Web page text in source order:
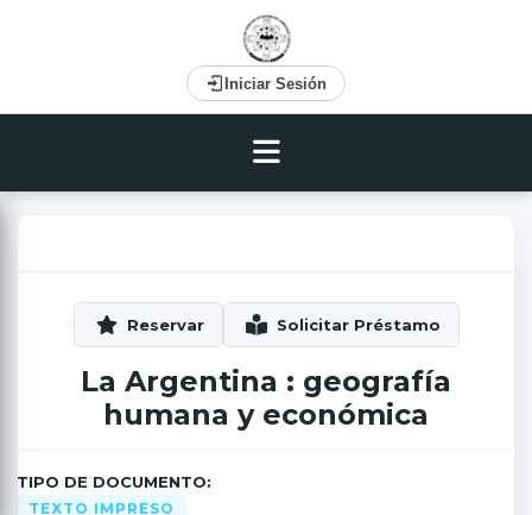
Iniciar Sesión
La Argentina : geografía
humana y económica
TIPO DE DOCUMENTO:
TEXTO IMPRESO